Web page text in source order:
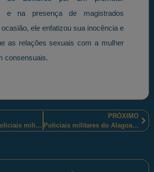
e na presença de magistrados
ele enfatizou sua inocência e
as relações sexuais com a mulher
consensuais.
Em São Paulo, policiais militares utilizam tecnologia na atuação integrada de proteção.
PRÓXIMO
Policiais militares do Alagoas desenvolve ações de polícia comunitária em Maceió.